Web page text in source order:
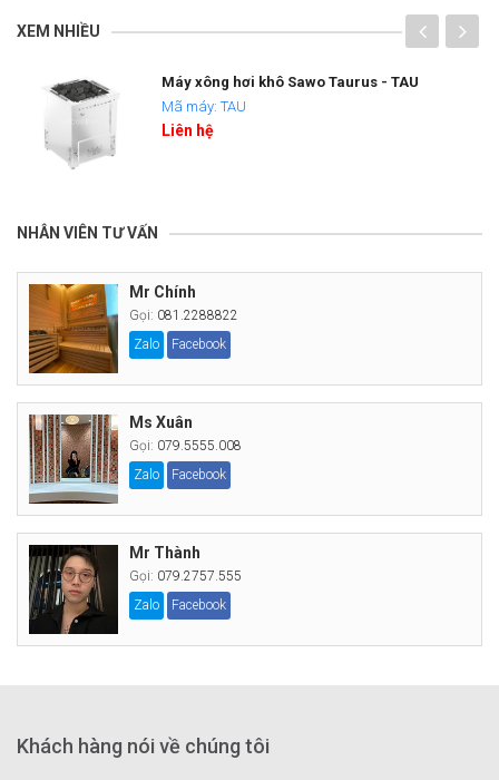
XEM NHIỀU
Máy xông hơi khô Sawo Taurus - TAU
Mã máy: TAU
Liên hệ
NHÂN VIÊN TƯ VẤN
Mr Chính
Gọi: 081.2288822
Zalo
Facebook
Ms Xuân
Gọi: 079.5555.008
Zalo
Facebook
Mr Thành
Gọi: 079.2757.555
Zalo
Facebook
Khách hàng nói về chúng tôi